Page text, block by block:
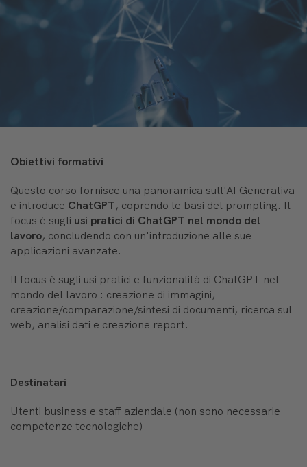
Obiettivi formativi
Questo corso fornisce una panoramica sull'AI Generativa
e introduce ChatGPT, coprendo le basi del prompting. Il
focus è sugli usi pratici di ChatGPT nel mondo del
lavoro, concludendo con un'introduzione alle sue
applicazioni avanzate.
Il focus è sugli usi pratici e funzionalità di ChatGPT nel
mondo del lavoro : creazione di immagini,
creazione/comparazione/sintesi di documenti, ricerca sul
web, analisi dati e creazione report.
Destinatari
Utenti business e staff aziendale (non sono necessarie
competenze tecnologiche)